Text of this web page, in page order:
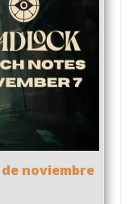
noviembre